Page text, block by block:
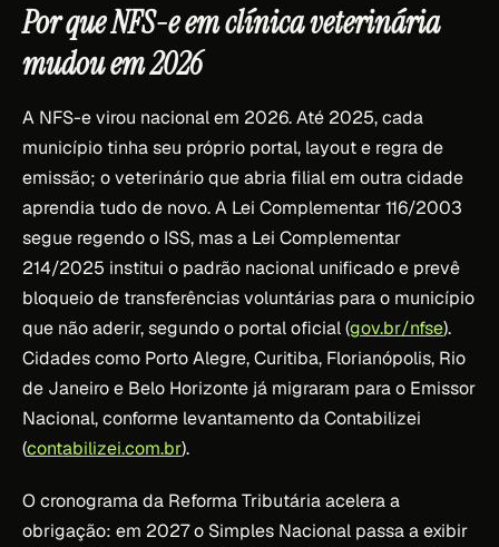
Por que NFS-e em clínica veterinária
mudou em 2026
A NFS-e virou nacional em 2026. Até 2025, cada
município tinha seu próprio portal, layout e regra de
emissão; o veterinário que abria filial em outra cidade
aprendia tudo de novo. A Lei Complementar 116/2003
segue regendo o ISS, mas a Lei Complementar
214/2025 institui o padrão nacional unificado e prevê
bloqueio de transferências voluntárias para o município
que não aderir, segundo o portal oficial (gov.br/nfse).
Cidades como Porto Alegre, Curitiba, Florianópolis, Rio
de Janeiro e Belo Horizonte já migraram para o Emissor
Nacional, conforme levantamento da Contabilizei
(contabilizei.com.br).
O cronograma da Reforma Tributária acelera a
obrigação: em 2027 o Simples Nacional passa a exibir